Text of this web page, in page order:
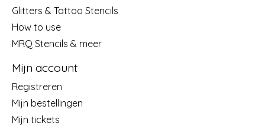
Glitters & Tattoo Stencils
How to use
MRQ Stencils & meer
Mijn account
Registreren
Mijn bestellingen
Mijn tickets